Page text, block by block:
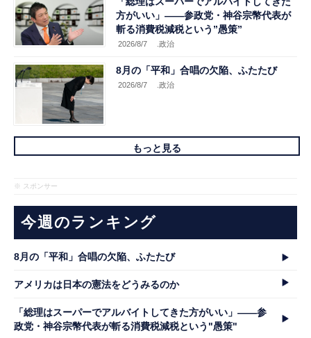
方がいい」――参政党・神谷宗幣代表が
斬る消費税減税という”愚策”
2026/8/7 .政治
8月の「平和」合唱の欠陥、ふたたび
2026/8/7 .政治
もっと見る
※ スポンサー
今週のランキング
8月の「平和」合唱の欠陥、ふたたび
アメリカは日本の憲法をどうみるのか
「総理はスーパーでアルバイトしてきた方がいい」――参
政党・神谷宗幣代表が斬る消費税減税という"愚策"